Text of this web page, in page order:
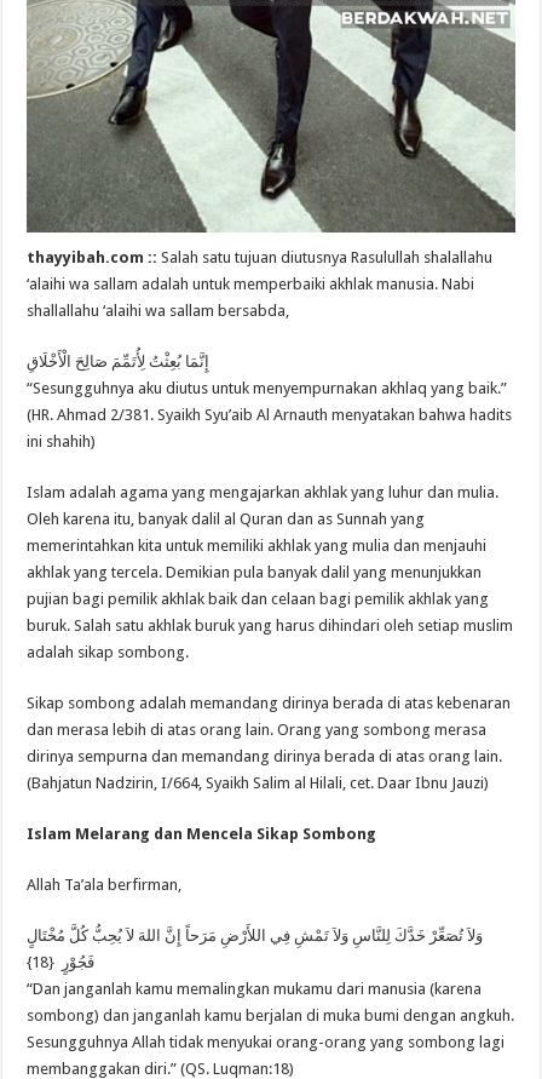
thayyibah.com ::Salah satu tujuan diutusnya Rasulullah shalallahu
‘alaihi wa sallam adalah untuk memperbaiki akhlak manusia. Nabi
shallallahu ‘alaihi wa sallam bersabda,
إِنَّمَا بُعِثْتُ لِأُتَمِّمَ صَالِحَ الْأَخْلَاقِ
“Sesungguhnya aku diutus untuk menyempurnakan akhlaq yang baik.”
(HR. Ahmad 2/381. Syaikh Syu’aib Al Arnauth menyatakan bahwa hadits
ini shahih)
Islam adalah agama yang mengajarkan akhlak yang luhur dan mulia.
Oleh karena itu, banyak dalil al Quran dan as Sunnah yang
memerintahkan kita untuk memiliki akhlak yang mulia dan menjauhi
akhlak yang tercela. Demikian pula banyak dalil yang menunjukkan
pujian bagi pemilik akhlak baik dan celaan bagi pemilik akhlak yang
buruk. Salah satu akhlak buruk yang harus dihindari oleh setiap muslim
adalah sikap sombong.
Sikap sombong adalah memandang dirinya berada di atas kebenaran
dan merasa lebih di atas orang lain. Orang yang sombong merasa
dirinya sempurna dan memandang dirinya berada di atas orang lain.
(Bahjatun Nadzirin, I/664, Syaikh Salim al Hilali, cet. Daar Ibnu Jauzi)
Islam Melarang dan Mencela Sikap Sombong
Allah Ta’ala berfirman,
وَلاَ تُصَعِّرْ خَدَّكَ لِلنَّاسِ وَلاَ تَمْشِ فِي اللأَرْضِ مَرَحاً إِنَّ اللهَ لاَ يُحِبُّ كُلَّ مُخْتَالٍ
فَجُوْرٍ {18}
“Dan janganlah kamu memalingkan mukamu dari manusia (karena
sombong) dan janganlah kamu berjalan di muka bumi dengan angkuh.
Sesungguhnya Allah tidak menyukai orang-orang yang sombong lagi
membanggakan diri.” (QS. Luqman:18)